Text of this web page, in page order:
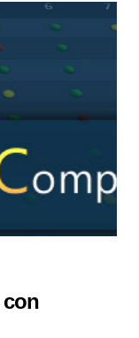
con